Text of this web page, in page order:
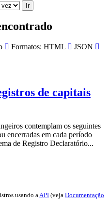
Ir
Formatos: HTML
JSON
de capitais
contemplam os seguintes
encerradas em cada período
de Registro Declaratório...
usando aAPI (veja Documentação